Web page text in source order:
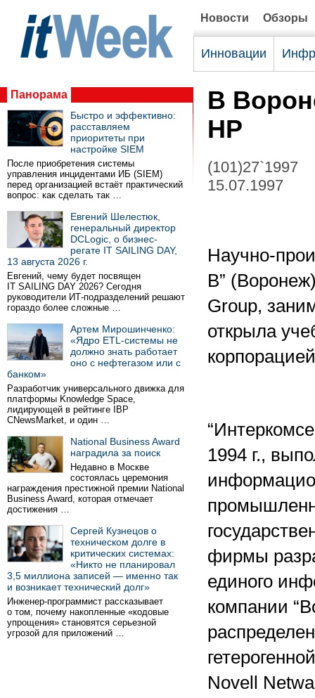
Новости Обзоры
Инновации
Панорама
Быстро и эффективно:
расставляем
приоритеты при
настройке SIEM
После приобретения системы
управления инцидентами ИБ (SIEM)
перед организацией встаёт практический
вопрос: как сделать так …
Евгений Шелестюк,
генеральный директор
DCLogic, о бизнес-
регате IT SAILING DAY,
13 августа 2026 г.
Евгений, чему будет посвящен
IT SAILING DAY 2026? Сегодня
руководители ИТ-подразделений решают
гораздо более сложные …
Артем Мирошинченко:
«Ядро ETL-системы не
должно знать работает
оно с нефтегазом или с
банком»
Разработчик универсального движка для
платформы Knowledge Space,
лидирующей в рейтинге IBP
CNewsMarket, и один …
National Business Award
наградила за поиск
Недавно в Москве
состоялась церемония
награждения престижной премии National
Business Award, которая отмечает
достижения …
Сергей Кузнецов о
техническом долге в
критических системах:
«Никто не планировал
3,5 миллиона записей — именно так
и возникает технический долг»
Инженер-программист рассказывает
о том, почему накопленные «кодовые
упрощения» становятся серьезной
угрозой для приложений …
В
HP
(101)27`1997
15.07.1997
Научно-
В”
Group,
открыла
1994 г.,
фирмы
единого
компании
Novell